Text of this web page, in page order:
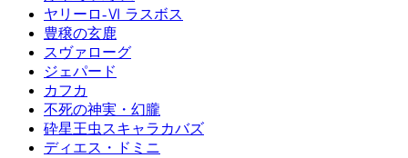
ヤリーロ-Ⅵ ラスボス
豊穣の玄鹿
スヴァローグ
ジェパード
カフカ
不死の神実・幻朧
砕星王虫スキャラカバズ
ディエス・ドミニ